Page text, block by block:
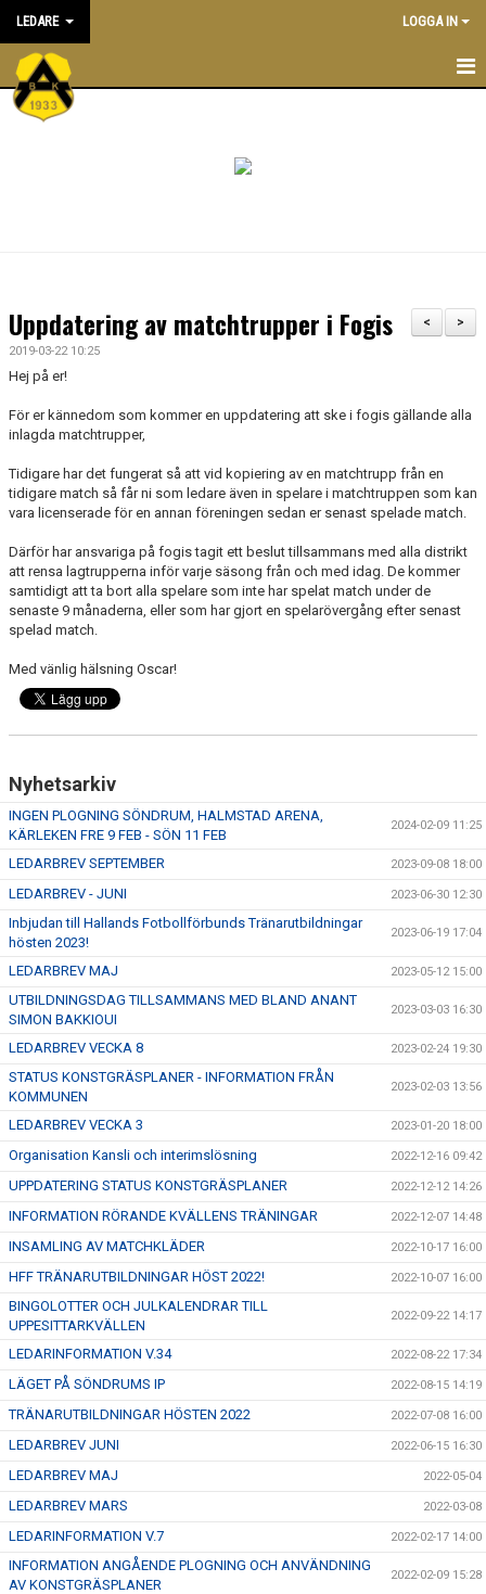
LEDARE LOGGA IN
STARTSIDA
INRIKTNING OCH RIKTLINJER
UTBILDNING
DOKUMENTBANK
FÖRSÄKRING FOLKSAM
BOKA SAMLINGSLOKAL, FOTBOLLSPLANER & OMKLÄDNING
NIVÅANPASSNING BK ASTRIO
>
<
Uppdatering av matchtrupper i Fogis
2019-03-22 10:25
Hej på er!
För er kännedom som kommer en uppdatering att ske i fogis gällande alla
inlagda matchtrupper,
Tidigare har det fungerat så att vid kopiering av en matchtrupp från en
tidigare match så får ni som ledare även in spelare i matchtruppen som kan
vara licenserade för en annan föreningen sedan er senast spelade match.
Därför har ansvariga på fogis tagit ett beslut tillsammans med alla distrikt
att rensa lagtrupperna inför varje säsong från och med idag. De kommer
samtidigt att ta bort alla spelare som inte har spelat match under de
senaste 9 månaderna, eller som har gjort en spelarövergång efter senast
spelad match.
Med vänlig hälsning Oscar!
Nyhetsarkiv
INGEN PLOGNING SÖNDRUM, HALMSTAD ARENA,
KÄRLEKEN FRE 9 FEB - SÖN 11 FEB
2024-02-09 11:25
LEDARBREV SEPTEMBER 2023-09-08 18:00
LEDARBREV - JUNI 2023-06-30 12:30
Inbjudan till Hallands Fotbollförbunds Tränarutbildningar
hösten 2023!
2023-06-19 17:04
LEDARBREV MAJ 2023-05-12 15:00
UTBILDNINGSDAG TILLSAMMANS MED BLAND ANANT
SIMON BAKKIOUI
2023-03-03 16:30
LEDARBREV VECKA 8 2023-02-24 19:30
STATUS KONSTGRÄSPLANER - INFORMATION FRÅN
KOMMUNEN
2023-02-03 13:56
LEDARBREV VECKA 3 2023-01-20 18:00
Organisation Kansli och interimslösning 2022-12-16 09:42
UPPDATERING STATUS KONSTGRÄSPLANER 2022-12-12 14:26
INFORMATION RÖRANDE KVÄLLENS TRÄNINGAR 2022-12-07 14:48
INSAMLING AV MATCHKLÄDER 2022-10-17 16:00
HFF TRÄNARUTBILDNINGAR HÖST 2022! 2022-10-07 16:00
BINGOLOTTER OCH JULKALENDRAR TILL
UPPESITTARKVÄLLEN
2022-09-22 14:17
LEDARINFORMATION V.34 2022-08-22 17:34
LÄGET PÅ SÖNDRUMS IP 2022-08-15 14:19
TRÄNARUTBILDNINGAR HÖSTEN 2022 2022-07-08 16:00
LEDARBREV JUNI 2022-06-15 16:30
LEDARBREV MAJ 2022-05-04
LEDARBREV MARS 2022-03-08
LEDARINFORMATION V.7 2022-02-17 14:00
INFORMATION ANGÅENDE PLOGNING OCH ANVÄNDNING
AV KONSTGRÄSPLANER
2022-02-09 15:28